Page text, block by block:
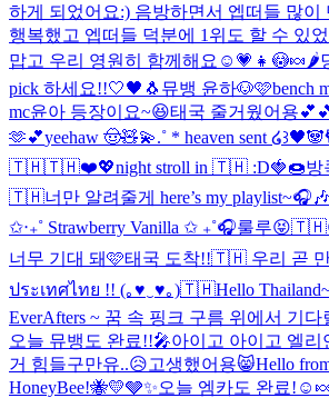
하게 되었어요:) 음방하면서 엡떠들 많이
행복했고 엡떠들 덕분에 1위도 할 수 있
맙고 우리 영원히 함께해요☺️💗 👧😳🍬🌶️
pick 하세요!!🤍🖤🐧 뮤뱅 윤하🐶🩷bench
mc윤아 등장이요~😆태국 줄거웠어용
🫶💕yeehaw 🤠🧸💫.˚ * heaven sent ໒꒱
🇹🇭🇹🇭❤️💖night stroll in 🇹🇭 :D🍓🍩방
🇹🇭너만 알려줄게 here’s my playlist~🎧🎶
✩‧₊˚ Strawberry Vanilla ✩ ₊˚🎧룰루😝
너무 기대 돼🩷태국 도착!!🇹🇭 우리 곧
ประเทศไทย !! (｡♥‿♥｡)🇹🇭Hello
EverAfters ~ 꿈 속 핑크 구름 위에서 기다
오늘 뮤뱅도 완료!!🎤아이고 아이고 엘리
거 힘들구만유..😥고생했어용😸Hello
HoneyBee!🐝💛🩶✨오늘 엠카도 완료!☺️🍬